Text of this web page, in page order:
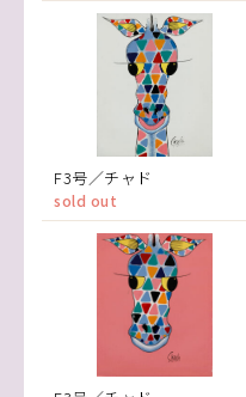
F3号／チャド
sold out